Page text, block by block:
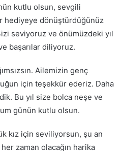
kutlu olsun, sevgili
hediyeye dönüştürdüğünüz
seviyoruz ve önümüzdeki yıl
başarılar diliyoruz.
Ailemizin genç
için teşekkür ederiz. Daha
Bu yıl size bolca neşe ve
günün kutlu olsun.
kız için seviliyorsun, şu an
zaman olacağın harika